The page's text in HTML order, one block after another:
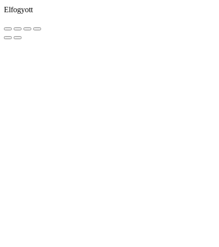
Elfogyott